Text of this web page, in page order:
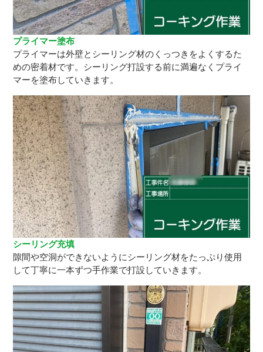
プライマー塗布
プライマーは外壁とシーリング材のくっつきをよくするた
めの密着材です。シーリング打設する前に満遍なくプライ
マーを塗布していきます。
シーリング充填
隙間や空洞ができないようにシーリング材をたっぷり使用
して丁寧に一本ずつ手作業で打設していきます。